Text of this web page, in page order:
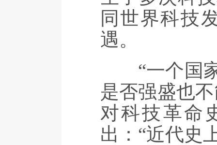
同世界科技
遇。
“一个国家
是否强盛也
对科技革命
出：“近代史